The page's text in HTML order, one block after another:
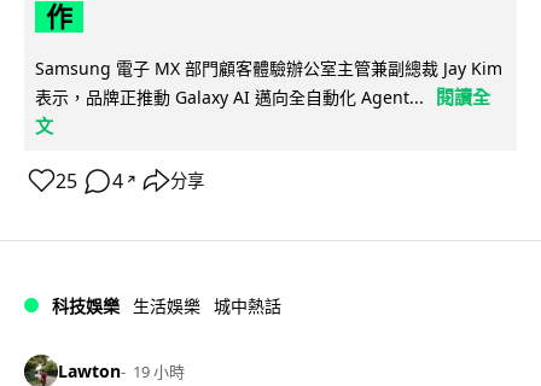
作
Samsung 電子 MX 部門顧客體驗辦公室主管兼副總裁 Jay Kim
表示，品牌正推動 Galaxy AI 邁向全自動化 Agent...
閱讀全
文
25 4 ↗ 分享
科技娛樂 生活娛樂 城中熱話
Lawton 19 小時